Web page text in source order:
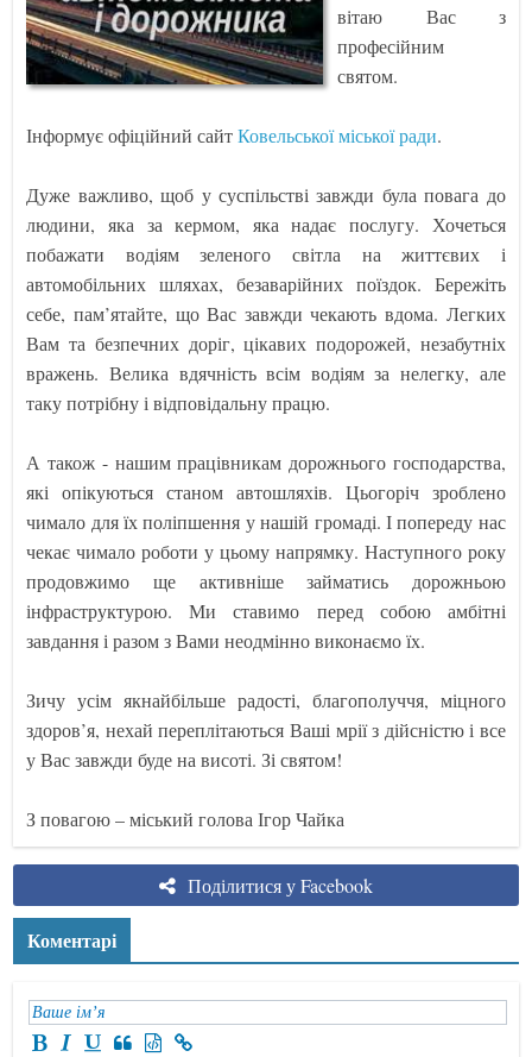
вітаю Вас з
професійним
святом.
Інформує офіційний сайтКовельської міської ради.
Дуже важливо, щоб у суспільстві завжди була повага до
людини, яка за кермом, яка надає послугу. Хочеться
побажати водіям зеленого світла на життєвих і
автомобільних шляхах, безаварійних поїздок. Бережіть
себе, пам’ятайте, що Вас завжди чекають вдома. Легких
Вам та безпечних доріг, цікавих подорожей, незабутніх
вражень. Велика вдячність всім водіям за нелегку, але
таку потрібну і відповідальну працю.
А також - нашим працівникам дорожнього господарства,
які опікуються станом автошляхів. Цьогоріч зроблено
чимало для їх поліпшення у нашій громаді. І попереду нас
чекає чимало роботи у цьому напрямку. Наступного року
продовжимо ще активніше займатись дорожньою
інфраструктурою. Ми ставимо перед собою амбітні
завдання і разом з Вами неодмінно виконаємо їх.
Зичу усім якнайбільше радості, благополуччя, міцного
здоров’я, нехай переплітаються Ваші мрії з дійсністю і все
у Вас завжди буде на висоті. Зі святом!
З повагою – міський голова Ігор Чайка
Поділитися у Facebook
Коментарі